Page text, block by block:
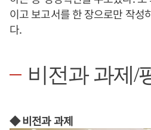
이고 보고서를 한 장으로만 작성
다.
비전과 과제/
◆ 비전과 과제